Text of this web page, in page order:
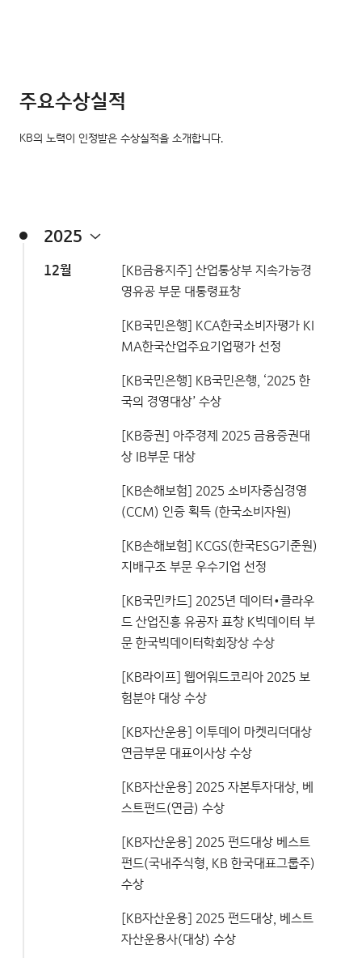
주요수상실적
KB의 노력이 인정받은 수상실적을 소개합니다.
2025
12월
[KB금융지주] 산업통상부 지속가능경
영유공 부문 대통령표창
[KB국민은행] KCA한국소비자평가 KI
MA한국산업주요기업평가 선정
[KB국민은행] KB국민은행, ‘2025 한
국의 경영대상’ 수상
[KB증권] 아주경제 2025 금융증권대
상 IB부문 대상
[KB손해보험] 2025 소비자중심경영
(CCM) 인증 획득 (한국소비자원)
[KB손해보험] KCGS(한국ESG기준원)
지배구조 부문 우수기업 선정
[KB국민카드] 2025년 데이터∙클라우
드 산업진흥 유공자 표창 K빅데이터 부
문 한국빅데이터학회장상 수상
[KB라이프] 웹어워드코리아 2025 보
험분야 대상 수상
[KB자산운용] 이투데이 마켓리더대상
연금부문 대표이사상 수상
[KB자산운용] 2025 자본투자대상, 베
스트펀드(연금) 수상
[KB자산운용] 2025 펀드대상 베스트
펀드(국내주식형, KB 한국대표그룹주)
수상
[KB자산운용] 2025 펀드대상, 베스트
자산운용사(대상) 수상